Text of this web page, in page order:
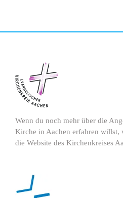
Wenn du noch mehr über die
Kirche in Aachen erfahren
die Website des Kirchenkreises